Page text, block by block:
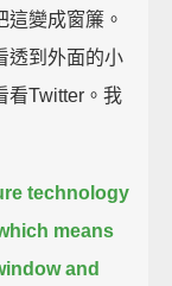
變成窗簾。
透到外面的小
看Twitter。我
technology
means
and